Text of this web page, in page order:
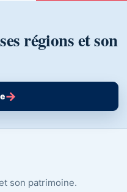
régions et son
→
son patrimoine.